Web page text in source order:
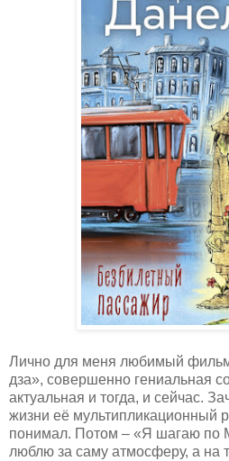
Лично для меня любимый
дза», совершенно гениальная
актуальная и тогда, и сейчас.
жизни её мультипликационный
понимал. Потом – «Я шагаю по
люблю за саму атмосферу, а на